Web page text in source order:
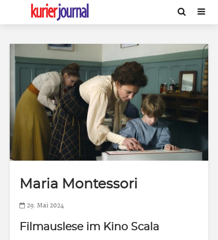
Maria Montessori
29. Mai 2024
Filmauslese im Kino Scala